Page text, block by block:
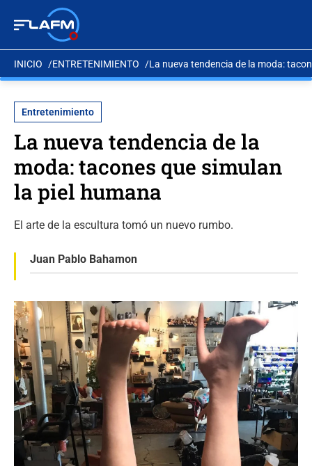
INICIO ENTRETENIMIENTO La nueva tendencia de la moda:
Entretenimiento
La nueva tendencia de la
moda: tacones que simulan
la piel humana
El arte de la escultura tomó un nuevo rumbo.
Juan Pablo Bahamon